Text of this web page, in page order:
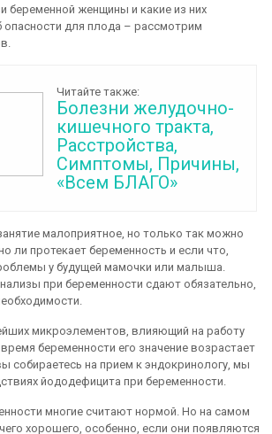
беременной женщины и какие из них
опасности для плода – рассмотрим
Читайте также:
Болезни желудочно-
кишечного тракта,
Расстройства,
Симптомы, Причины,
«Всем БЛАГО»
малоприятное, но только так можно
ли протекает беременность и если что,
у будущей мамочки или малыша.
при беременности сдают обязательно,
микроэлементов, влияющий на работу
беременности его значение возрастает
собираетесь на прием к эндокринологу, мы
йододефицита при беременности.
многие считают нормой. Но на самом
хорошего, особенно, если они появляются